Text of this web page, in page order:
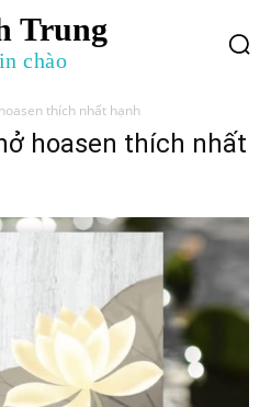
Trung
chào
thích nhất hạnh
hoasen thích nhất